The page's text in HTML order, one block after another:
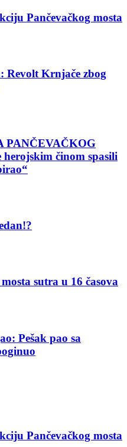
Pančevačkog mosta
Revolt Krnjače zbog
PANČEVAČKOG
činom spasili
sutra u 16 časova
Pešak pao sa
Pančevačkog mosta